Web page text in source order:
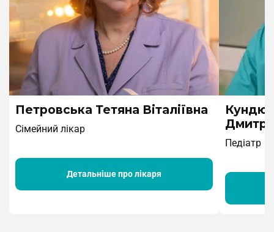
Петровська Тетяна Віталіївна
Сімейний лікар
Детальніше про лікаря
Педіатр